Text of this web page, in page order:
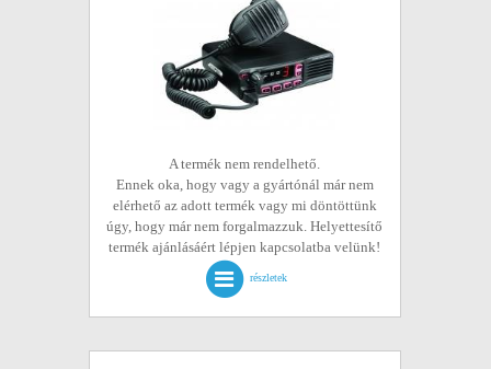
A termék nem rendelhető.
Ennek oka, hogy vagy a gyártónál már nem
elérhető az adott termék vagy mi döntöttünk
úgy, hogy már nem forgalmazzuk. Helyettesítő
termék ajánlásáért lépjen kapcsolatba velünk!
részletek